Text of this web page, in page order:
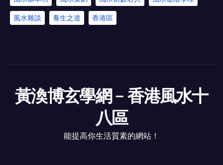
風水雜談 養生之道 香港區
黃渙博玄學網﹣香港風水十
八區
能提高你生活質素的網站！